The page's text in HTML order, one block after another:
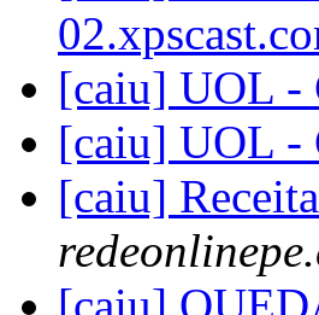
[caiu] UOL -
[caiu] UOL -
[caiu]